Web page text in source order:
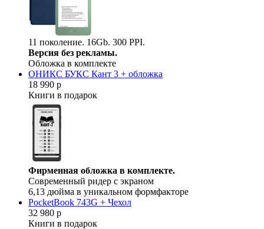
11 поколение. 16Gb. 300 PPI.
Версия без рекламы.
Обложка в комплекте
ОНИКС БУКС Кант 3 + обложка
18 990 р
Книги в подарок
Фирменная обложка в комплекте.
Современный ридер с экраном
6,13 дюйма в уникальном формфакторе
PocketBook 743G + Чехол
32 980 р
Книги в подарок